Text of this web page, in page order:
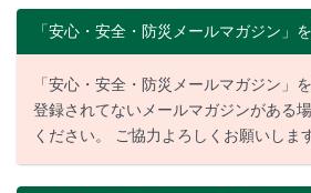
「安心・安全・防災メールマガジン」
「安心・安全・防災メールマガジン」
登録されてないメールマガジンがある場
ください。 ご協力よろしくお願いします